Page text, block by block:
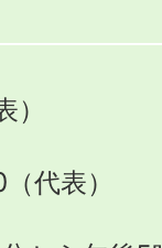
代表）